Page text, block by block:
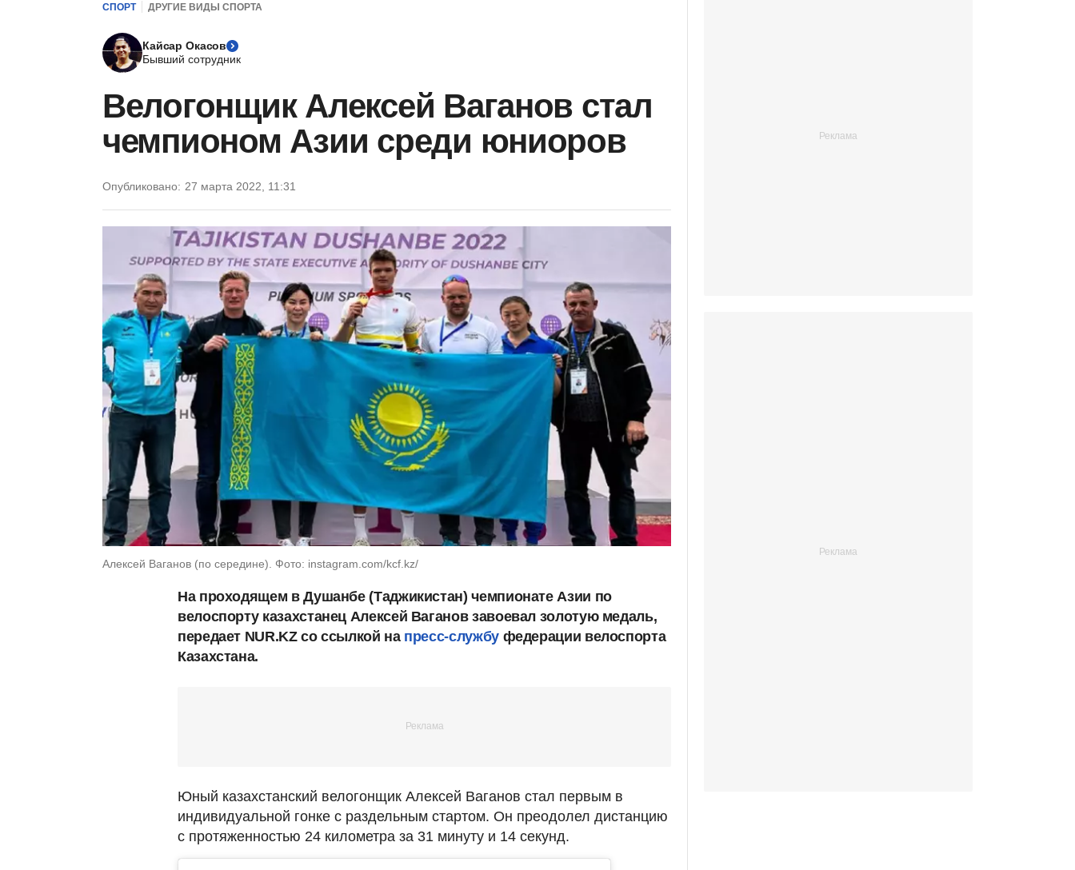
СПОРТ ДРУГИЕ ВИДЫ СПОРТА
Кайсар Окасов
Бывший сотрудник
Велогонщик Алексей Ваганов стал
чемпионом Азии среди юниоров
Опубликовано: 27 марта 2022, 11:31
Алексей Ваганов (по середине). Фото: instagram.com/kcf.kz/
На проходящем в Душанбе (Таджикистан) чемпионате Азии по
велоспорту казахстанец Алексей Ваганов завоевал золотую медаль,
передает NUR.KZ со ссылкой на пресс-службуфедерации велоспорта
Казахстана.
Юный казахстанский велогонщик Алексей Ваганов стал первым в
индивидуальной гонке с раздельным стартом. Он преодолел дистанцию
с протяженностью 24 километра за 31 минуту и 14 секунд.